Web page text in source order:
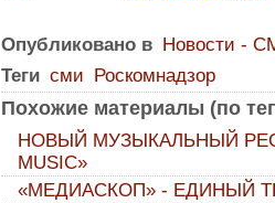
Опубликовано в Новости -
Теги сми Роскомнадзор
Похожие материалы (по
НОВЫЙ МУЗЫКАЛЬНЫЙ
MUSIC»
«МЕДИАСКОП» - ЕДИНЫЙ